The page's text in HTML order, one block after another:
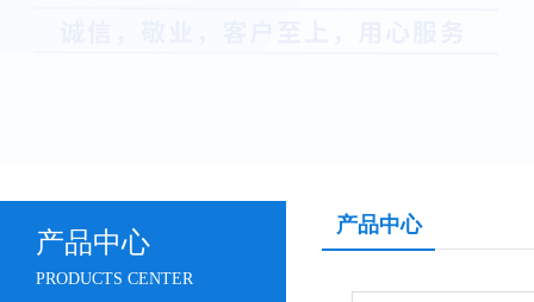
产品中心
PRODUCTS CENTER
产品中心